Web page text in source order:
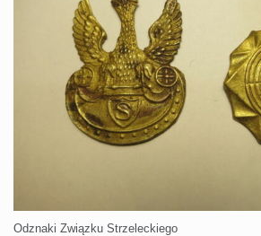
Odznaki Związku Strzeleckiego